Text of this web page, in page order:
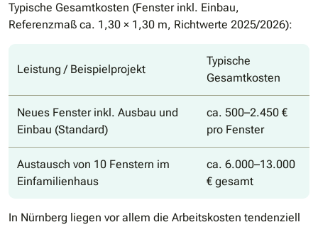
Typische Gesamtkosten (Fenster inkl. Einbau,
Referenzmaß ca. 1,30 × 1,30 m, Richtwerte 2025/2026):
Leistung / Beispielprojekt
Typische
Gesamtkosten
Neues Fenster inkl. Ausbau und
Einbau (Standard)
ca. 500–2.450 €
pro Fenster
Austausch von 10 Fenstern im
Einfamilienhaus
ca. 6.000–13.000
€ gesamt
In Nürnberg liegen vor allem die Arbeitskosten tendenziell